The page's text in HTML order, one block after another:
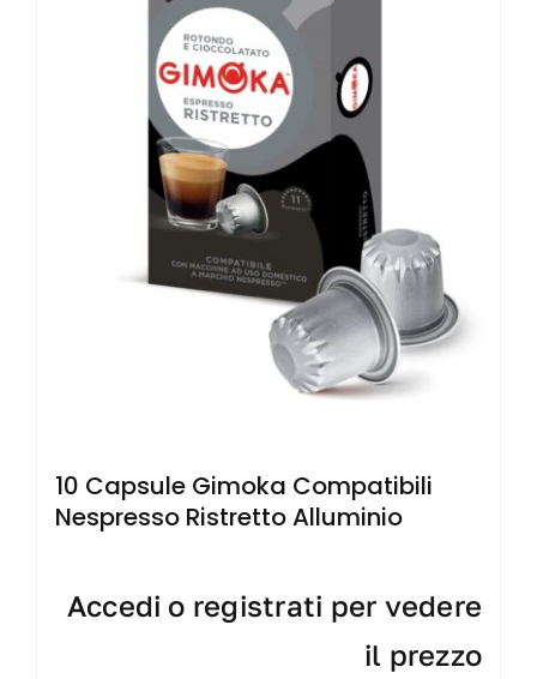
10 Capsule Gimoka Compatibili
Nespresso Ristretto Alluminio
Accedi o registrati per vedere
il prezzo